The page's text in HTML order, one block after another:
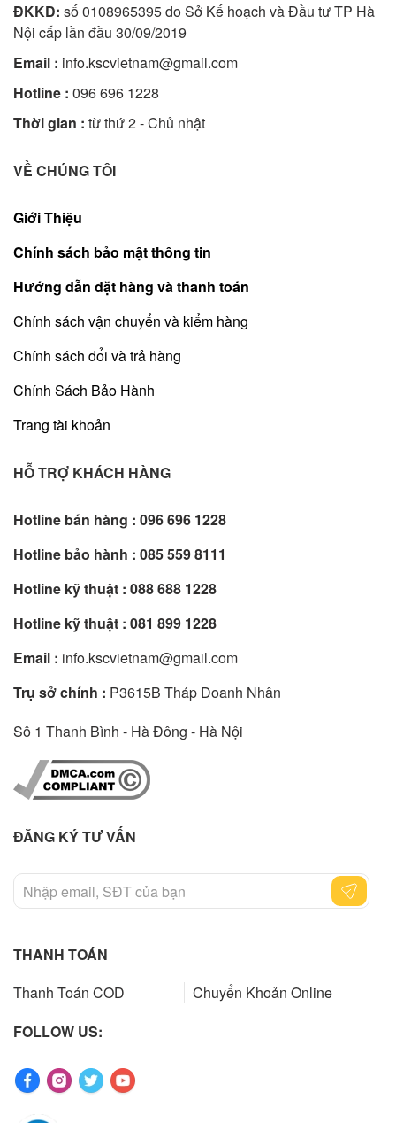
ĐKKD: số 0108965395 do Sở Kế hoạch và Đầu tư TP Hà
Nội cấp lần đầu 30/09/2019
Email : info.kscvietnam@gmail.com
Hotline : 096 696 1228
Thời gian : từ thứ 2 - Chủ nhật
VỀ CHÚNG TÔI
Giới Thiệu
Chính sách bảo mật thông tin
Hướng dẫn đặt hàng và thanh toán
Chính sách vận chuyển và kiểm hàng
Chính sách đổi và trả hàng
Chính Sách Bảo Hành
Trang tài khoản
HỖ TRỢ KHÁCH HÀNG
Hotline bán hàng : 096 696 1228
Hotline bảo hành : 085 559 8111
Hotline kỹ thuật : 088 688 1228
Hotline kỹ thuật : 081 899 1228
Email : info.kscvietnam@gmail.com
Trụ sở chính : P3615B Tháp Doanh Nhân
Sô 1 Thanh Bình - Hà Đông - Hà Nội
ĐĂNG KÝ TƯ VẤN
THANH TOÁN
Thanh Toán COD
Chuyển Khoản Online
FOLLOW US: